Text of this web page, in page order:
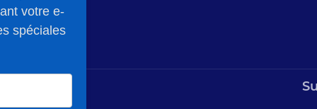
votre e-
spéciales